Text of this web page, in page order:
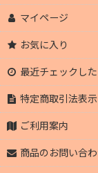
マイページ
お気に入り
最近チェックし
特定商取引法表示
ご利用案内
商品のお問い合